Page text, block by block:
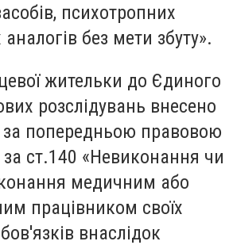
психотропних
без мети збуту».
жительки до Єдиного
розслідувань внесено
попередньою правовою
за ст.140 «Невиконання чи
медичним або
працівником своїх
внаслідок